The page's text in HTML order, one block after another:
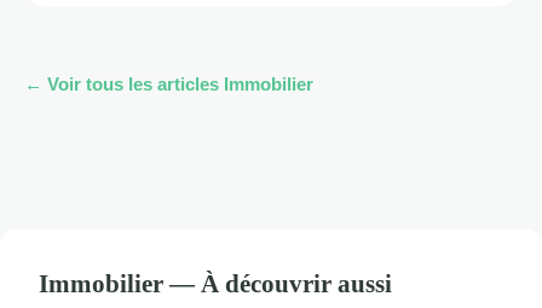
← Voir tous les articles Immobilier
Immobilier — À découvrir aussi